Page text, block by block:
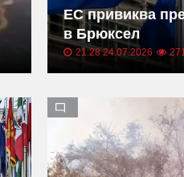
ЕС привиква
в Брюксел
21:28 24.07.2026